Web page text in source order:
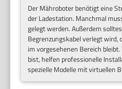
Der Mähroboter benötigt eine
der Ladestation. Manchmal
gelegt werden. Außerdem
Begrenzungskabel verlegt wird,
im vorgesehenen Bereich
bist, helfen professionelle
spezielle Modelle mit virtuellen